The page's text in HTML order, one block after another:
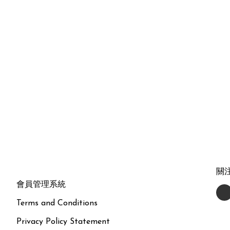
會員管理系統
Terms and Conditions
Privacy Policy Statement
關